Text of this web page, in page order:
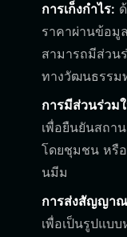
การเก็งกำไร:
ราคาผ่านข้อมู
สามารถมีส่วน
ทางวัฒนธรรม
การมีส่วนร่วม
เพื่อยืนยันสถา
โดยชุมชน หรื
นมีม
การส่งสัญญา
เพื่อเป็นรูปแบ